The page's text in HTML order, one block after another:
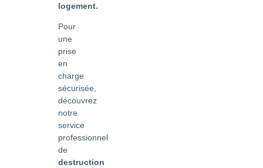
logement.
Pour
une
prise
en
charge
sécurisée,
découvrez
notre
service
professionnel
de
destruction